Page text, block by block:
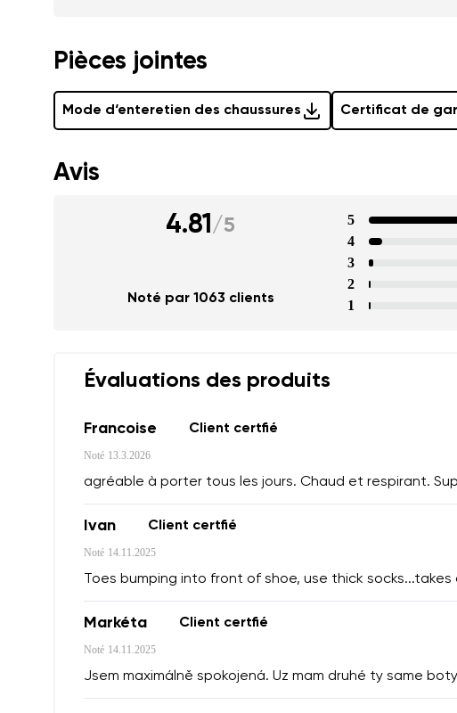
Pièces jointes
Mode d‘enteretien des chaussures Certificat de
Avis
4.81/5
Noté par 1063 clients
5
4
3
2
1
Évaluations des produits
Francoise Client certfié
Noté 13.3.2026
agréable à porter tous les jours. Chaud et respirant.
Ivan Client certfié
Noté 14.11.2025
Toes bumping into front of shoe, use thick
Markéta Client certfié
Noté 14.11.2025
Jsem maximálně spokojená. Uz mam druhé ty same